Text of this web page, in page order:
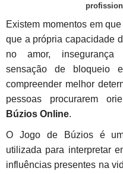
Existem momentos em
que a própria capacidade
no amor, insegurança
sensação de bloqueio
compreender melhor
pessoas procurarem
Búzios Online.
O Jogo de Búzios é
utilizada para interpretar
influências presentes na